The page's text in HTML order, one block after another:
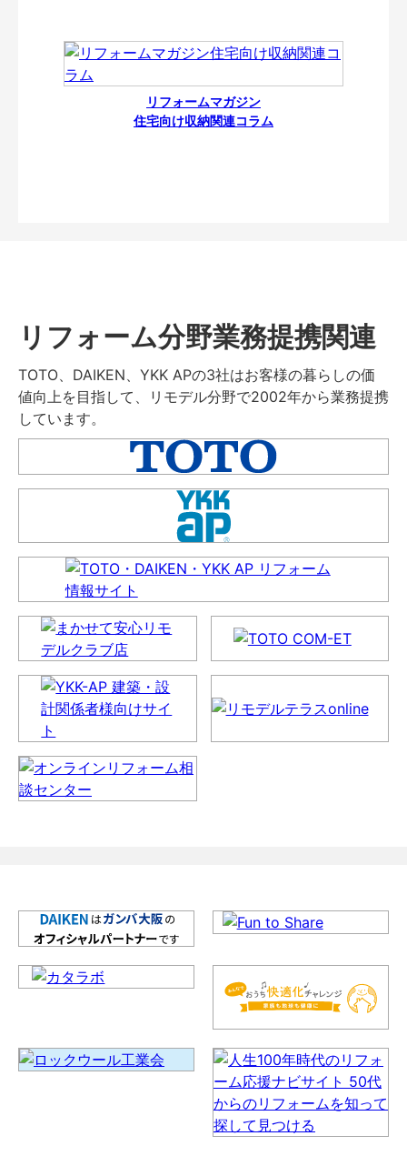
リフォームマガジン
住宅向け収納関連コラム
リフォーム分野業務提携関連
TOTO、DAIKEN、YKK APの3社はお客様の暮らしの価
値向上を目指して、リモデル分野で2002年から業務提携
しています。